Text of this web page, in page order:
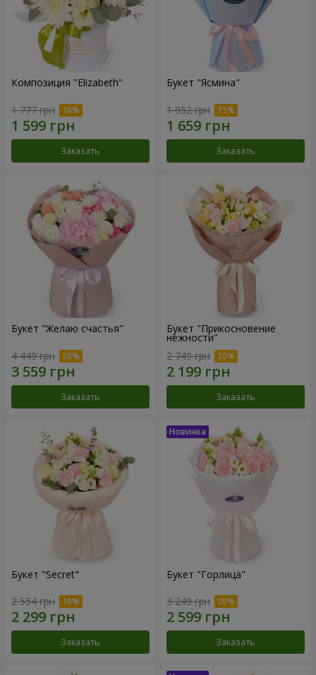
Композиция "Elizabeth"
1 777 грн
Заказать
Букет "Ясмина"
1 952 грн
Заказать
Букет "Желаю счастья"
4 449 грн
Заказать
Букет "Прикосновение
нежности"
2 749 грн
Заказать
Букет "Secret"
2 554 грн
Заказать
Букет "Горлица"
3 249 грн
Заказать